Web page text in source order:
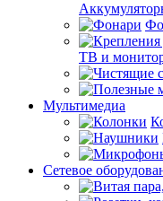
ТВ и
Мультимедиа
Сетевое